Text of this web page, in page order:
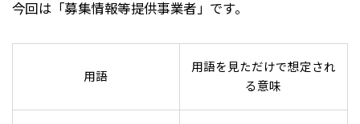
今回は「募集情報等提供事業者」です。
用語
用語を見ただけで想定され
る意味